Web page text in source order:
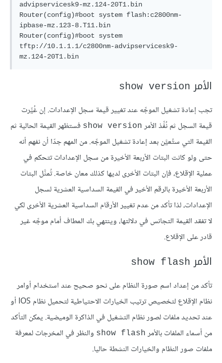
advipservicesk9-mz.124-20T1.bin
Router(config)#boot system flash:c2800nm-
ipbase-mz.123-8.T11.bin
Router(config)#boot system
tftp://10.1.1.1/c2800nm-advipservicesk9-
الأمر show version
تجب إعادة تشغيل الموجِّه عند تغيير قيمة سجل الإعدادات. إن غُيِّرت
قيمة السجل ثم نُفِّذ الأمر show version فستظهر القيمة الحالية ثم
القيمة التي ستُعيَّن بعد إعادة تشغيل الموجِّه. من المهم جدّا أن نفهم أنه
حتى ولو كانت البتات الأربعة الأخيرة من سجل الإعدادات تتحكم في
عملية الإقلاع، فإن البتات الأخرى لديها كذلك معان خاصة. تُمثَّل البتات
الأربعة الأخيرة بالرقم الأخير في القيمة السداسية العشرية لسجل
الإعدادات، لذا تأكد من عدم تغيير الأرقام السداسية العشرية الأخرى لكي
لا تفقد القيمة التجانس في دلالتها، وينتهي بك المطاف أمام موجِّه غير
قادر على الإقلاع.
الأمر show flash
تأكد من إعداد اسم صورة النظام على نحو صحيح عند استخدام أوامر
نظام الإقلاع لتخصيص ترتيب الخيارات الاحتياطية لتحميل نظام IOS أو
عند تحديد ملفات لصور نظام التشغيل في الذاكرة الوميضية. يمكن التأكد
من أسماء الملفات بالأمر show flash والنظر في المخرجات لمعرفة
ملفات صور النظام والخيارات النشطة حاليا.